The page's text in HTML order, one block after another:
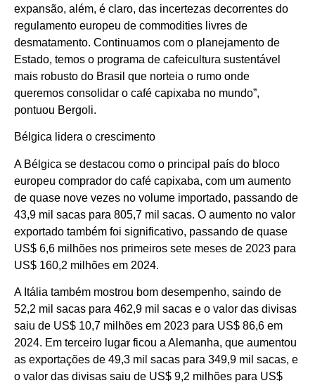
expansão, além, é claro, das incertezas decorrentes do
regulamento europeu de commodities livres de
desmatamento. Continuamos com o planejamento de
Estado, temos o programa de cafeicultura sustentável
mais robusto do Brasil que norteia o rumo onde
queremos consolidar o café capixaba no mundo”,
pontuou Bergoli.
Bélgica lidera o crescimento
A Bélgica se destacou como o principal país do bloco
europeu comprador do café capixaba, com um aumento
de quase nove vezes no volume importado, passando de
43,9 mil sacas para 805,7 mil sacas. O aumento no valor
exportado também foi significativo, passando de quase
US$ 6,6 milhões nos primeiros sete meses de 2023 para
US$ 160,2 milhões em 2024.
A Itália também mostrou bom desempenho, saindo de
52,2 mil sacas para 462,9 mil sacas e o valor das divisas
saiu de US$ 10,7 milhões em 2023 para US$ 86,6 em
2024. Em terceiro lugar ficou a Alemanha, que aumentou
as exportações de 49,3 mil sacas para 349,9 mil sacas, e
o valor das divisas saiu de US$ 9,2 milhões para US$